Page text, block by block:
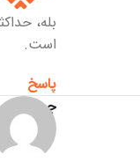
است.
پاسخ
جمال پور
7 دی 1404 در 11:36 ق.ظ